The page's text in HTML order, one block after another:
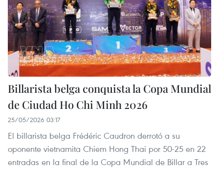
Billarista belga conquista la Copa Mundial
de Ciudad Ho Chi Minh 2026
25/05/2026 03:17
El billarista belga Frédéric Caudron derrotó a su
oponente vietnamita Chiem Hong Thai por 50-25 en 22
entradas en la final de la Copa Mundial de Billar a Tres